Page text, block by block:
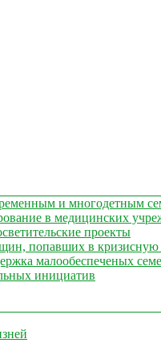
и многодетным
в медицинских
проекты
попавших в
малообеспеченых
инициатив